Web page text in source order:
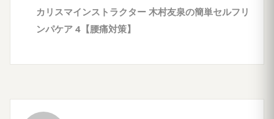
カリスマインストラクター 木村友泉の簡単セルフリ
ンパケア 4【腰痛対策】